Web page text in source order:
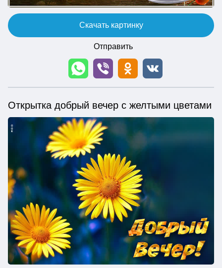
Скачать картинку
Отправить
Открытка добрый вечер с желтыми цветами